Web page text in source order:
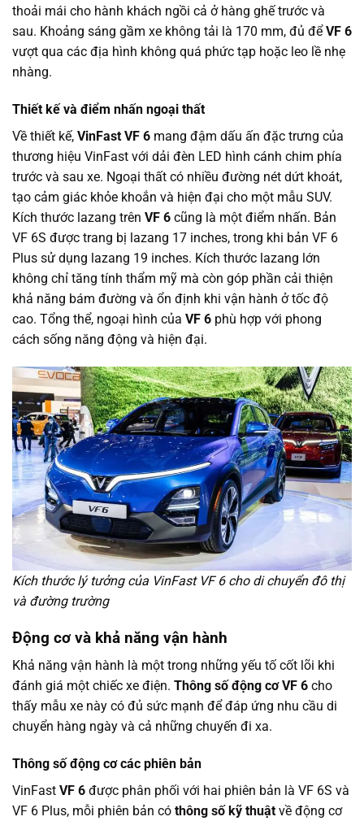
thoải mái cho hành khách ngồi cả ở hàng ghế trước và
sau. Khoảng sáng gầm xe không tải là 170 mm, đủ để VF 6
vượt qua các địa hình không quá phức tạp hoặc leo lề nhẹ
nhàng.
Thiết kế và điểm nhấn ngoại thất
Về thiết kế, VinFast VF 6 mang đậm dấu ấn đặc trưng của
thương hiệu VinFast với dải đèn LED hình cánh chim phía
trước và sau xe. Ngoại thất có nhiều đường nét dứt khoát,
tạo cảm giác khỏe khoắn và hiện đại cho một mẫu SUV.
Kích thước lazang trên VF 6 cũng là một điểm nhấn. Bản
VF 6S được trang bị lazang 17 inches, trong khi bản VF 6
Plus sử dụng lazang 19 inches. Kích thước lazang lớn
không chỉ tăng tính thẩm mỹ mà còn góp phần cải thiện
khả năng bám đường và ổn định khi vận hành ở tốc độ
cao. Tổng thể, ngoại hình của VF 6 phù hợp với phong
cách sống năng động và hiện đại.
Kích thước lý tưởng của VinFast VF 6 cho di chuyển đô thị
và đường trường
Động cơ và khả năng vận hành
Khả năng vận hành là một trong những yếu tố cốt lõi khi
đánh giá một chiếc xe điện. Thông số động cơ VF 6 cho
thấy mẫu xe này có đủ sức mạnh để đáp ứng nhu cầu di
chuyển hàng ngày và cả những chuyến đi xa.
Thông số động cơ các phiên bản
VinFast VF 6 được phân phối với hai phiên bản là VF 6S và
VF 6 Plus, mỗi phiên bản có thông số kỹ thuật về động cơ